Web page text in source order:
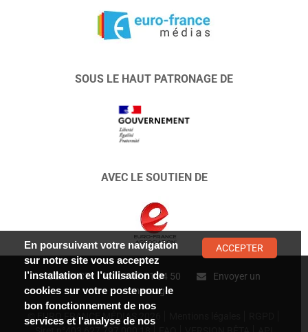
SOUS LE HAUT PATRONAGE DE
AVEC LE SOUTIEN DE
CONTACT : 01 47 01 34 50
Envoyer un
message
© EURO FRANCE MÉDIAS 2026
En poursuivant votre navigation
sur notre site vous acceptez
l’installation et l’utilisation de
cookies sur votre poste pour le
bon fonctionnement de nos
services et l'analyse de nos
ACCEPTER